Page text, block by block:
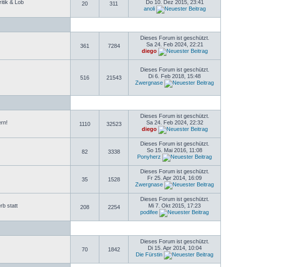
& Lob
20 311
Do 10. Dez 2015, 23:41
anoli
361 7284
Dieses Forum ist geschützt.
Sa 24. Feb 2024, 22:21
diego
516 21543
Dieses Forum ist geschützt.
Di 6. Feb 2018, 15:48
Zwergnase
1110 32523
Dieses Forum ist geschützt.
Sa 24. Feb 2024, 22:32
diego
82 3338
Dieses Forum ist geschützt.
So 15. Mai 2016, 11:08
Ponyherz
35 1528
Dieses Forum ist geschützt.
Fr 25. Apr 2014, 16:09
Zwergnase
statt
208 2254
Dieses Forum ist geschützt.
Mi 7. Okt 2015, 17:23
podifee
70 1842
Dieses Forum ist geschützt.
Di 15. Apr 2014, 10:04
Die Fürstin